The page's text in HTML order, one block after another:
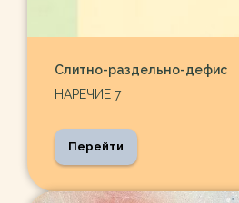
Слитно-раздельно-дефис
НАРЕЧИЕ 7
Перейти